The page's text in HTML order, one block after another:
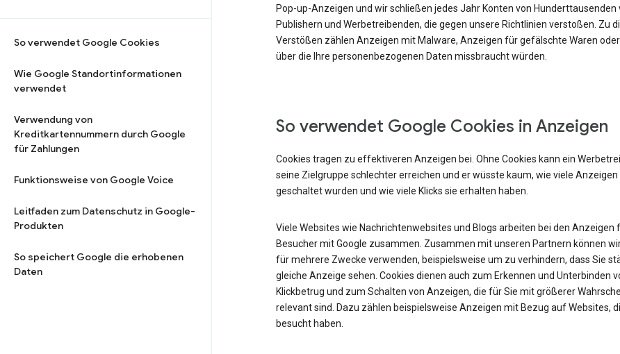
So verwendet Google Cookies
Wie Google Standortinformationen
verwendet
Verwendung von
Kreditkartennummern durch Google
für Zahlungen
Funktionsweise von Google Voice
Leitfaden zum Datenschutz in Google-
Produkten
So speichert Google die erhobenen
Daten
Pop-up-Anzeigen und wir schließen jedes Jahr Konten von Hunderttausenden
Publishern und Werbetreibenden, die gegen unsere Richtlinien verstoßen. Zu
Verstößen zählen Anzeigen mit Malware, Anzeigen für gefälschte Waren
über die Ihre personenbezogenen Daten missbraucht würden.
So verwendet Google Cookies in Anzeigen
Cookies tragen zu effektiveren Anzeigen bei. Ohne Cookies kann ein
seine Zielgruppe schlechter erreichen und er wüsste kaum, wie viele Anzeigen
geschaltet wurden und wie viele Klicks sie erhalten haben.
Viele Websites wie Nachrichtenwebsites und Blogs arbeiten bei den Anzeigen
Besucher mit Google zusammen. Zusammen mit unseren Partnern können
für mehrere Zwecke verwenden, beispielsweise um zu verhindern, dass Sie
gleiche Anzeige sehen. Cookies dienen auch zum Erkennen und Unterbinden
Klickbetrug und zum Schalten von Anzeigen, die für Sie mit größerer
relevant sind. Dazu zählen beispielsweise Anzeigen mit Bezug auf Websites,
besucht haben.